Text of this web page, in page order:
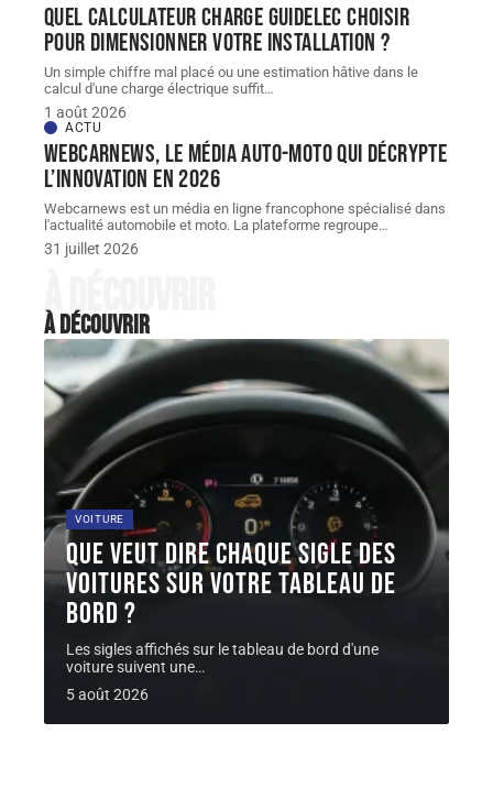
Quel Calculateur charge guidelec choisir
pour dimensionner votre installation ?
Un simple chiffre mal placé ou une estimation hâtive dans le
calcul d'une charge électrique suffit…
1 août 2026
ACTU
Webcarnews, le média auto-moto qui décrypte
l’innovation en 2026
Webcarnews est un média en ligne francophone spécialisé dans
l'actualité automobile et moto. La plateforme regroupe…
31 juillet 2026
À découvrir
À découvrir
VOITURE
Que veut dire chaque sigle des
voitures sur votre tableau de
bord ?
Les sigles affichés sur le tableau de bord d'une
voiture suivent une…
5 août 2026